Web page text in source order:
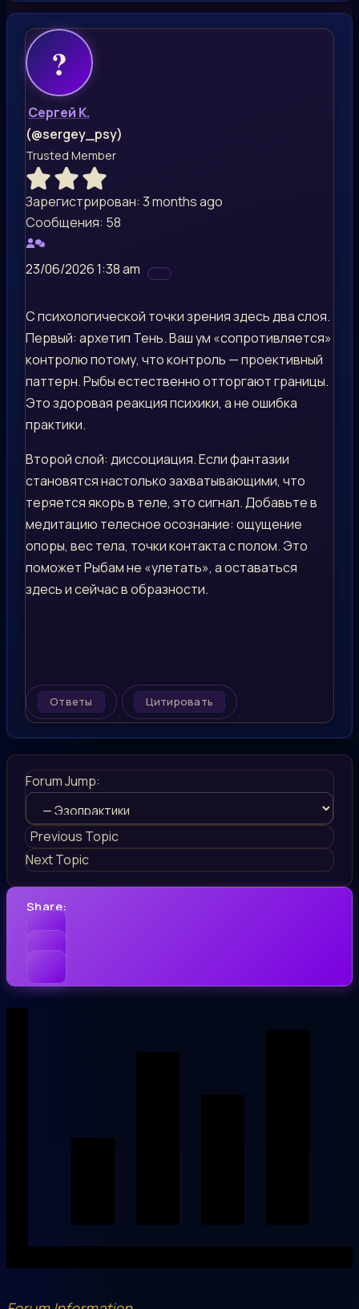
Сергей К.
(@sergey_psy)
Trusted Member
Зарегистрирован: 3 months ago
Сообщения: 58
23/06/2026 1:38 am
С психологической точки зрения здесь два слоя.
Первый: архетип Тень. Ваш ум «сопротивляется»
контролю потому, что контроль — проективный
паттерн. Рыбы естественно отторгают границы.
Это здоровая реакция психики, а не ошибка
практики.
Второй слой: диссоциация. Если фантазии
становятся настолько захватывающими, что
теряется якорь в теле, это сигнал. Добавьте в
медитацию телесное осознание: ощущение
опоры, вес тела, точки контакта с полом. Это
поможет Рыбам не «улетать», а оставаться
здесь и сейчас в образности.
Ответы Цитировать
Forum Jump:
Previous Topic
Next Topic
Share: